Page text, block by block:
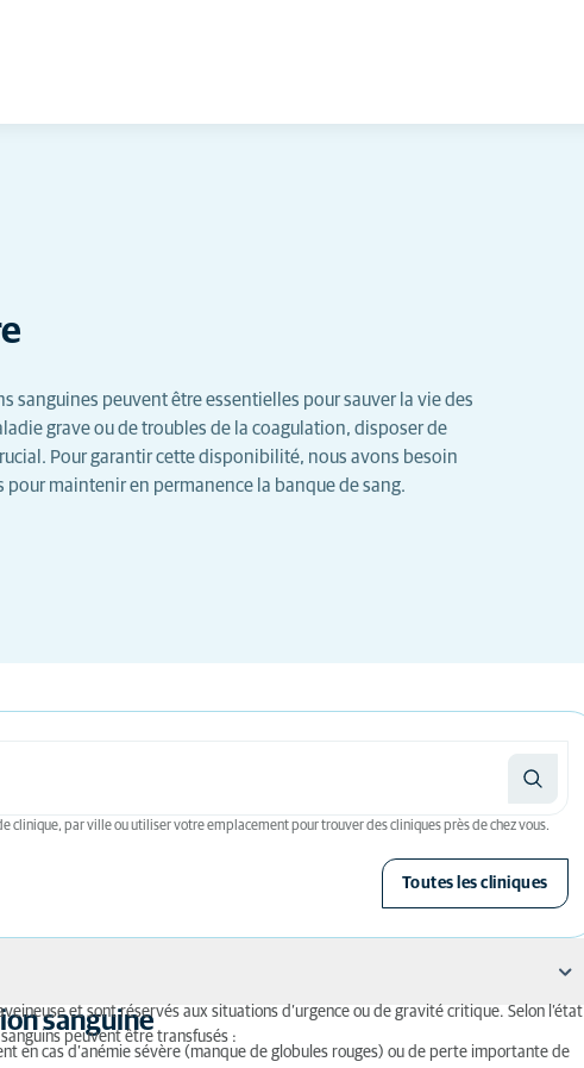
sanguines peuvent être essentielles pour sauver la vie des
grave ou de troubles de la coagulation, disposer de
Pour garantir cette disponibilité, nous avons besoin
maintenir en permanence la banque de sang.
clinique, par ville ou utiliser votre emplacement pour trouver des cliniques près de chez vous.
Toutes les cliniques
sanguine
et sont réservés aux situations d’urgence ou de gravité critique. Selon l’état
peuvent être transfusés :
en cas d’anémie sévère (manque de globules rouges) ou de perte importante de